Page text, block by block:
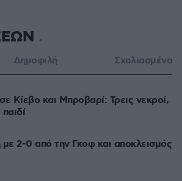
Δημοφιλή Σχολιασμένα
Κίεβο και Μπροβαρί: Τρεις νεκροί,
2-0 από την Γκοφ και αποκλεισμός